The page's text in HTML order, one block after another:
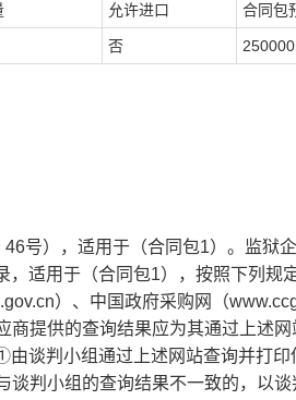
允许进口 合同包
否 250000
号），适用于（合同包1）。监狱
适用于（合同包1），按照下列规
）、中国政府采购网（
商提供的查询结果应为其通过上述
由谈判 小组通过上述网站查询并打
谈判小组的查询结果不一致的，以